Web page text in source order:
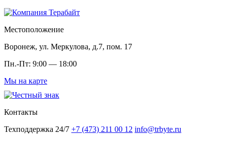
Местоположение
Воронеж, ул. Меркулова, д.7, пом. 17
Пн.-Пт: 9:00 — 18:00
Мы на карте
Контакты
Техподдержка 24/7 +7 (473) 211 00 12 info@trbyte.ru